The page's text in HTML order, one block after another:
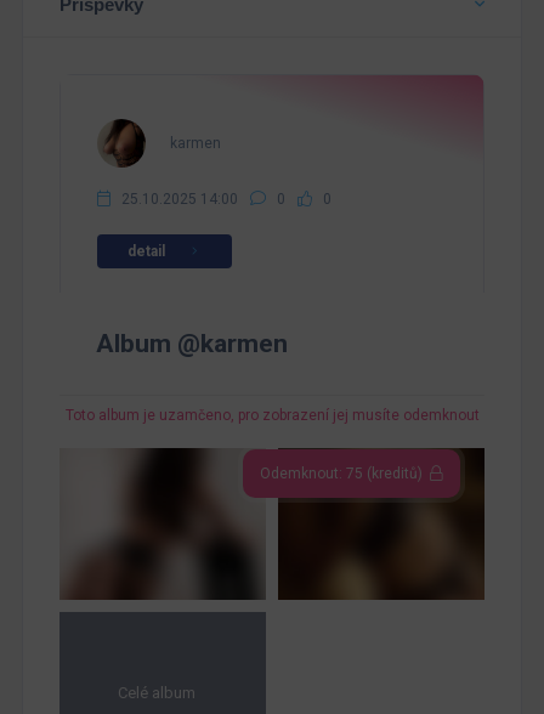
Příspěvky
karmen
25.10.2025 14:00 0 0
detail
Album @karmen
Odemknout: 75 (kreditů)
Toto album je uzamčeno, pro zobrazení jej musíte odemknout
Celé album